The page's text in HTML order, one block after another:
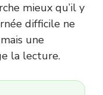
mieux qu’il y
difficile ne
une
la lecture.